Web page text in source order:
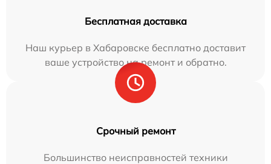
Бесплатная доставка
Наш курьер в Хабаровске бесплатно доставит
ваше устройство на ремонт и обратно.
Срочный ремонт
Большинство неисправностей техники